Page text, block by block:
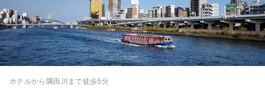
ホテルから隅田川まで徒歩5分